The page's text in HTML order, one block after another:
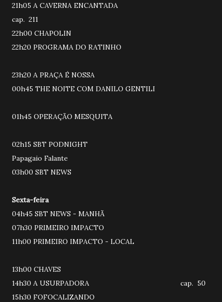
21h05 A CAVERNA ENCANTADA
cap. 211
22h00 CHAPOLIN
22h20 PROGRAMA DO RATINHO
23h20 A PRAÇA É NOSSA
00h45 THE NOITE COM DANILO GENTILI
01h45 OPERAÇÃO MESQUITA
02h15 SBT PODNIGHT
Papagaio Falante
03h00 SBT NEWS
Sexta-feira
04h45 SBT NEWS - MANHÃ
07h30 PRIMEIRO IMPACTO
11h00 PRIMEIRO IMPACTO - LOCAL
13h00 CHAVES
14h30 A USURPADORA cap. 50
15h30 FOFOCALIZANDO